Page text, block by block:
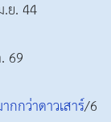
ย. 44
69
กว่าดาวเสาร์/6